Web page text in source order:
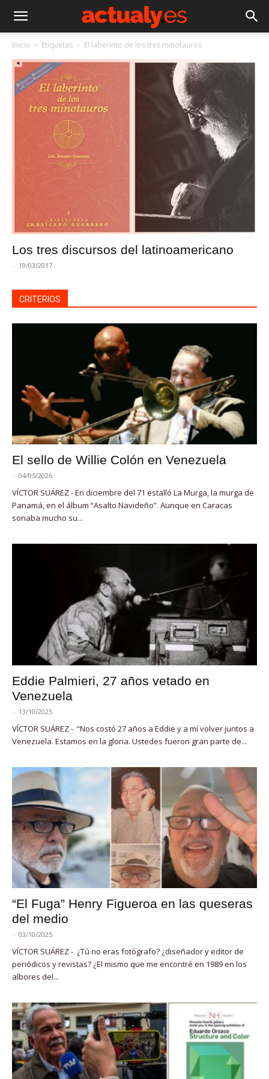
Inicio Etiquetas El laberinto de los tres minotauros
Los tres discursos del latinoamericano
- 19/03/2017
CRITERIOS
El sello de Willie Colón en Venezuela
- 04/05/2026
VÍCTOR SUÁREZ - En diciembre del 71 estalló La Murga, la murga de
Panamá, en el álbum “Asalto Navideño”. Aunque en Caracas
sonaba mucho su...
Eddie Palmieri, 27 años vetado en
Venezuela
- 13/10/2025
VÍCTOR SUÁREZ - “Nos costó 27 años a Eddie y a mí volver juntos a
Venezuela. Estamos en la gloria. Ustedes fueron gran parte de...
“El Fuga” Henry Figueroa en las queseras
del medio
- 03/10/2025
VÍCTOR SUÁREZ - ¿Tú no eras fotógrafo? ¿diseñador y editor de
periódicos y revistas? ¿El mismo que me encontré en 1989 en los
albores del...